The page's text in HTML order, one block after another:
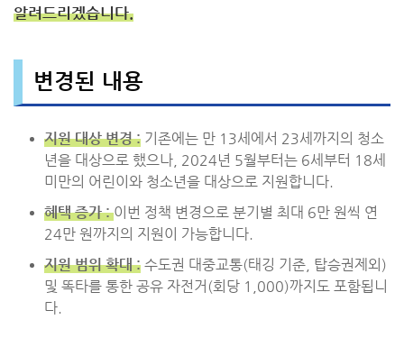
알려드리겠습니다.
변경된 내용
지원 대상 변경 : 기존에는 만 13세에서 23세까지의 청소
년을 대상으로 했으나, 2024년 5월부터는 6세부터 18세
미만의 어린이와 청소년을 대상으로 지원합니다.
혜택 증가 : 이번 정책 변경으로 분기별 최대 6만 원씩 연
24만 원까지의 지원이 가능합니다.
지원 범위 확대 : 수도권 대중교통(태깅 기준, 탑승권제외)
및 똑타를 통한 공유 자전거(회당 1,000)까지도 포함됩니
다.